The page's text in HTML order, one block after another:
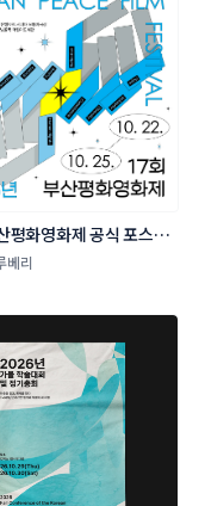
평화영화제 공식 포스터
베리